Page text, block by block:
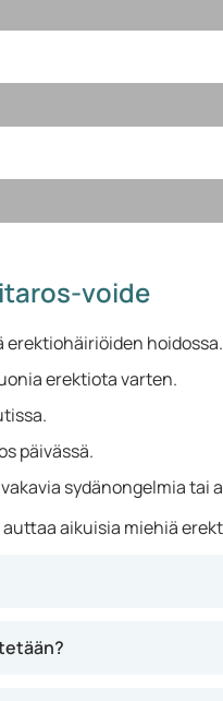
voide
hoidossa.
erektiota varten.
päivässä.
sydänongelmia tai
aikuisia miehiä